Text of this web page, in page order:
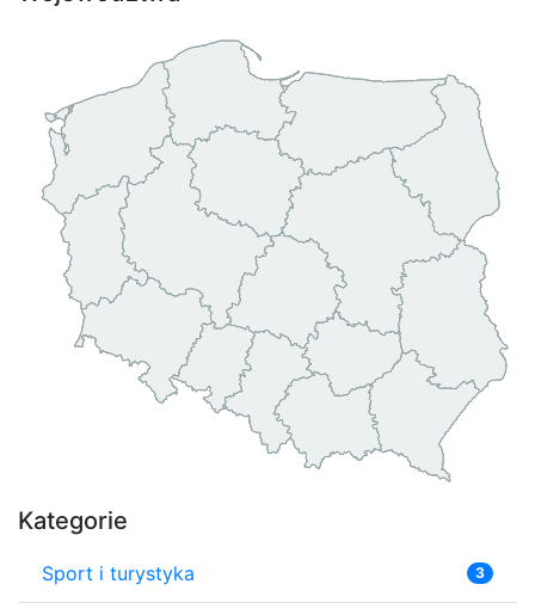
Kategorie
Sport i turystyka 3